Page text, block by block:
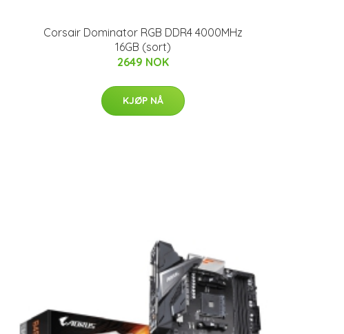
Corsair Dominator RGB DDR4 4000MHz
16GB (sort)
2649 NOK
KJØP NÅ